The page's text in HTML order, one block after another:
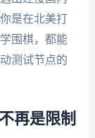
是在北美打
围棋，都能
测试节点的
再是限制